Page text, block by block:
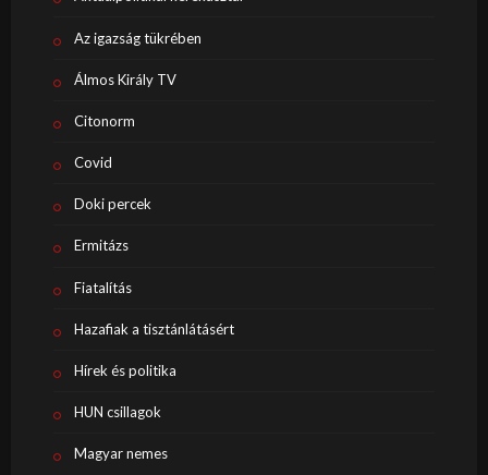
Az igazság tükrében
Álmos Király TV
Citonorm
Covid
Doki percek
Ermitázs
Fiatalítás
Hazafiak a tisztánlátásért
Hírek és politika
HUN csillagok
Magyar nemes